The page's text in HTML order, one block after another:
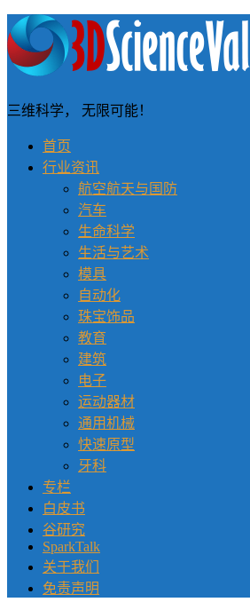
三维科学， 无限可能！
首页
行业资讯
航空航天与国防
汽车
生命科学
生活与艺术
模具
自动化
珠宝饰品
教育
建筑
电子
运动器材
通用机械
快速原型
牙科
专栏
白皮书
谷研究
SparkTalk
关于我们
免责声明